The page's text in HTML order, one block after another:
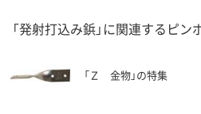
「発射打込み鋲」に関連するピ
「Ｚ 金物」の特集